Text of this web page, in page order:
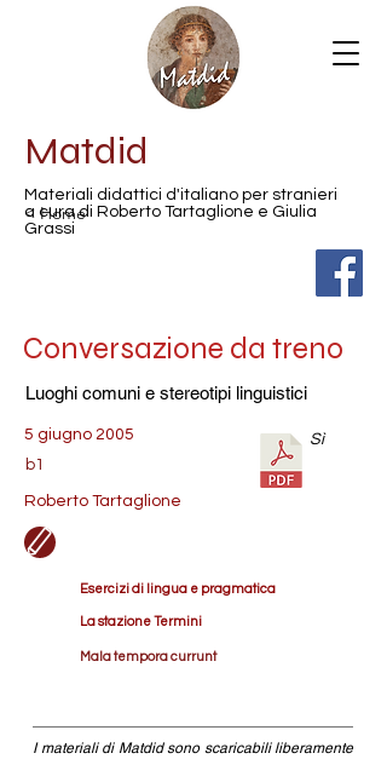
Matdid
Materiali didattici d'italiano per stranieri
a cura di Roberto Tartaglione e Giulia
Grassi
< Home
Conversazione da treno
Luoghi comuni e stereotipi linguistici
5 giugno 2005
b1
Roberto Tartaglione
Sì
Esercizi di lingua e pragmatica
La stazione Termini
Mala tempora currunt
I materiali di Matdid sono scaricabili liberamente